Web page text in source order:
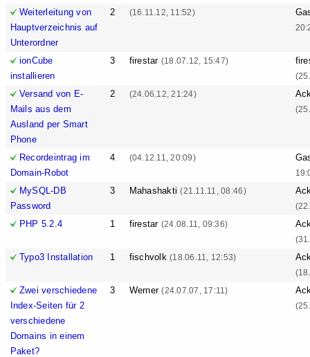
Weiterleitung von
Hauptverzeichnis auf
Unterordner
2 (16.11.12, 11:52)
ionCube
installieren
3 firestar (18.07.12, 15:47)
Versand von E-
Mails aus dem
Ausland per Smart
Phone
2 (24.06.12, 21:24)
Recordeintrag im
Domain-Robot
4 (04.12.11, 20:09)
MySQL-DB
Password
3 Mahashakti(21.11.11, 08:46)
PHP 5.2.4 1 firestar (24.08.11, 09:36)
Typo3 Installation 1 fischvolk(18.06.11, 12:53)
Zwei verschiedene
Index-Seiten für 2
verschiedene
Domains in einem
Paket?
3 Werner(24.07.07, 17:11)